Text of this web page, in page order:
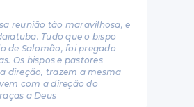
reunião tão maravilhosa, e
Tudo que o bispo
de Salomão, foi pregado
Os bispos e pastores
direção, trazem a mesma
com a direção do
a Deus